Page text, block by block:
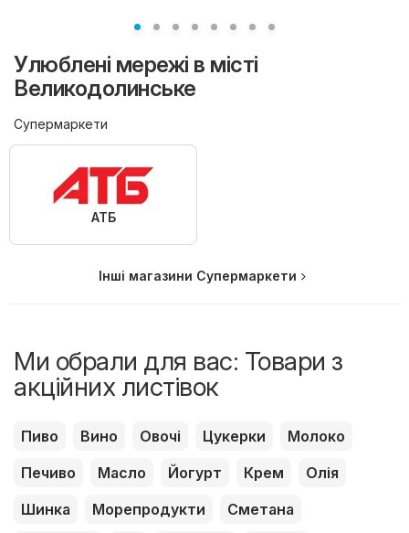
Улюблені мережі в місті
Великодолинське
Супермаркети
АТБ
Інші магазини Супермаркети
Ми обрали для вас: Товари з
акційних листівок
Пиво Вино Овочі Цукерки
Молоко
Печиво
Масло Йогурт Крем
Олія
Шинка
Морепродукти
Сметана